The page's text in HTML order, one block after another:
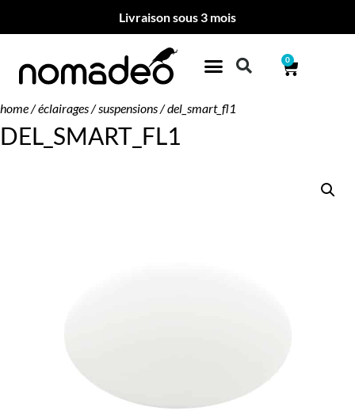
Livraison sous 3 mois
0
home/éclairages/suspensions/ del_smart_fl1
DEL_SMART_FL1